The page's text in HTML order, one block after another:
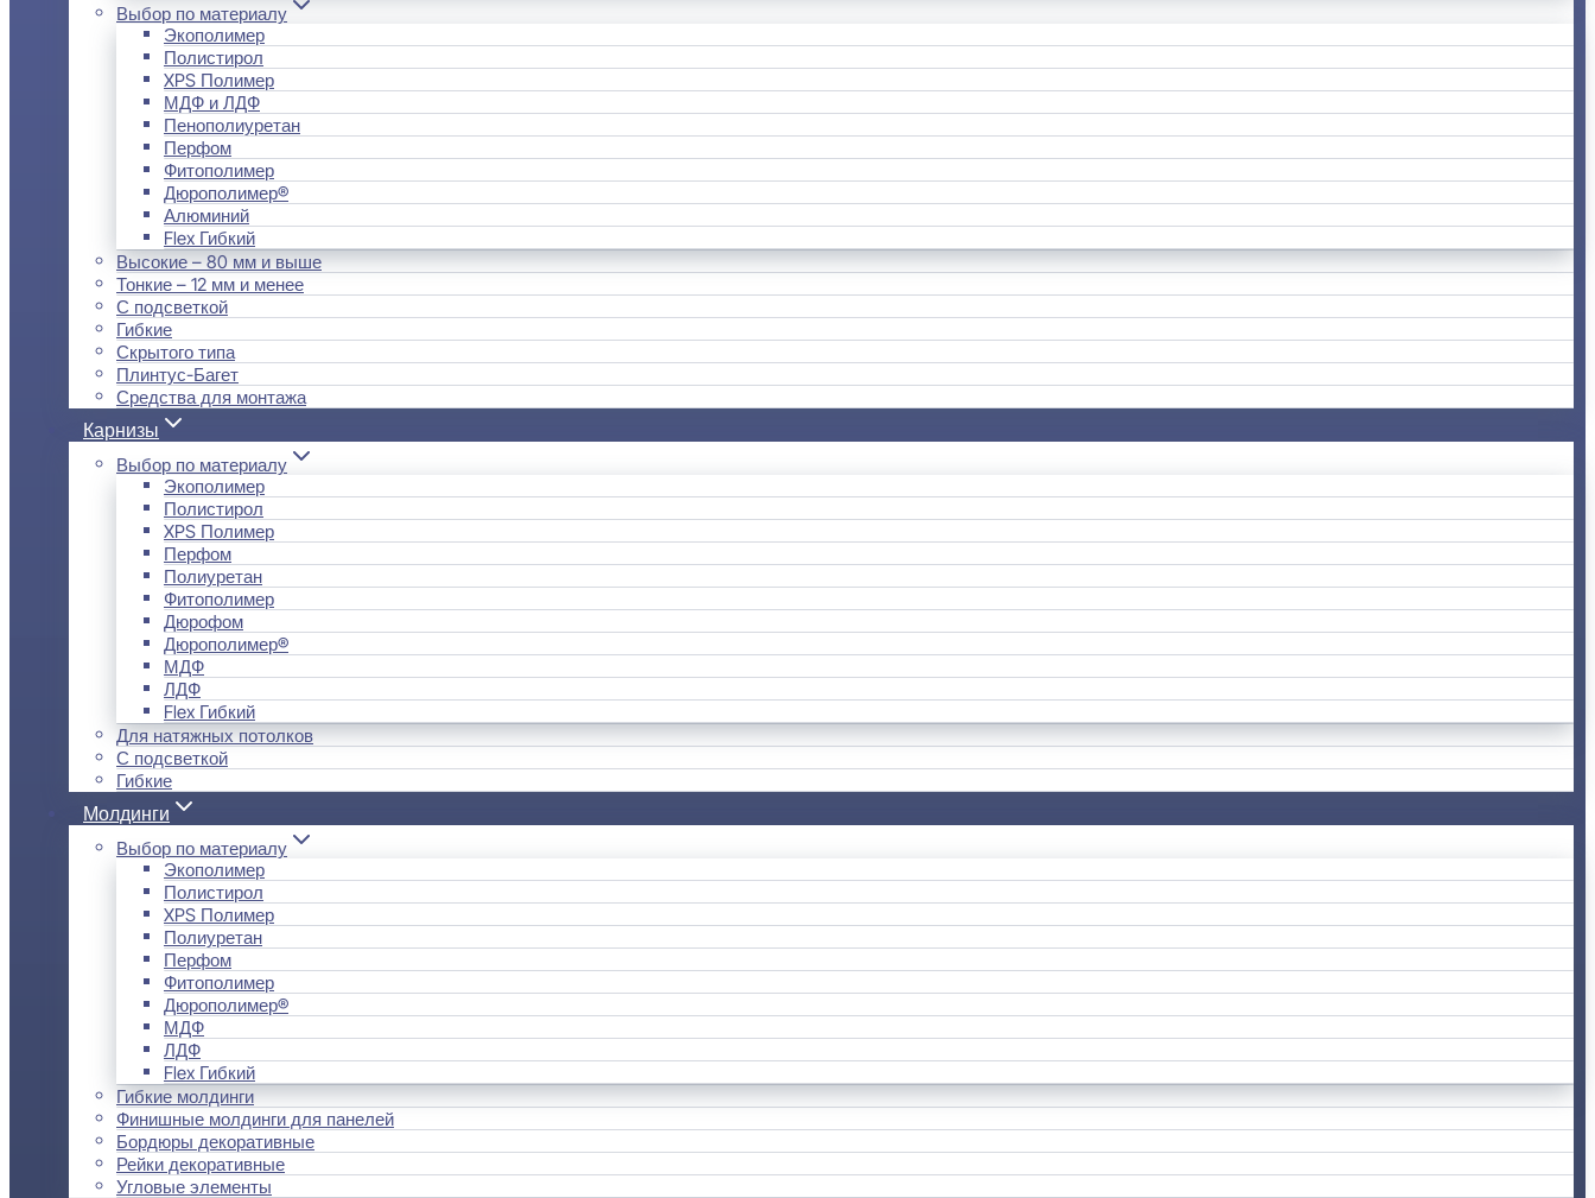
Выбор по материалу
Экополимер
Полистирол
XPS Полимер
МДФ и ЛДФ
Пенополиуретан
Перфом
Фитополимер
Дюрополимер®
Алюминий
Flex Гибкий
Высокие – 80 мм и выше
Тонкие – 12 мм и менее
С подсветкой
Гибкие
Скрытого типа
Плинтус-Багет
Средства для монтажа
Карнизы
Выбор по материалу
Экополимер
Полистирол
XPS Полимер
Перфом
Полиуретан
Фитополимер
Дюрофом
Дюрополимер®
МДФ
ЛДФ
Flex Гибкий
Для натяжных потолков
С подсветкой
Гибкие
Молдинги
Выбор по материалу
Экополимер
Полистирол
XPS Полимер
Полиуретан
Перфом
Фитополимер
Дюрополимер®
МДФ
ЛДФ
Flex Гибкий
Гибкие молдинги
Финишные молдинги для панелей
Бордюры декоративные
Рейки декоративные
Угловые элементы